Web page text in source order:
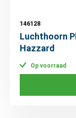
146128
Luchthoorn
Hazzard
Op voorraad